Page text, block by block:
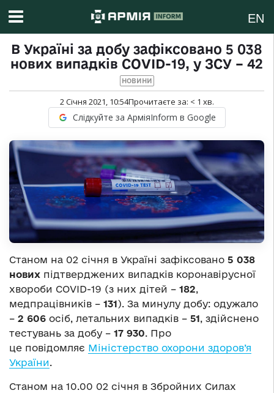
EN
В Україні за добу зафіксовано 5 038
нових випадків COVID-19, у ЗСУ – 42
НОВИНИ
2 Січня 2021, 10:54Прочитаєте за: < 1 хв.
Слідкуйте за АрміяInform в Google
Станом на 02 січня в Україні зафіксовано 5 038
нових підтверджених випадків коронавірусної
хвороби COVID-19 (з них дітей – 182,
медпрацівників – 131). За минулу добу: одужало
– 2 606 осіб, летальних випадків – 51, здійснено
тестувань за добу – 17 930. Про
це повідомляє Міністерство охорони здоров’я
України.
Станом на 10.00 02 січня в Збройних Силах